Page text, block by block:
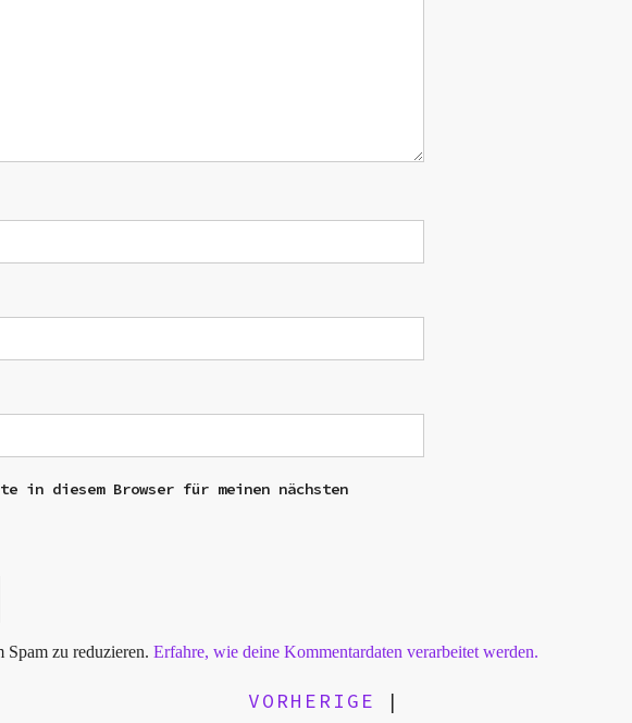
in diesem Browser für meinen nächsten
Spam zu reduzieren. Erfahre, wie deine Kommentardaten verarbeitet werden.
VORHERIGE |